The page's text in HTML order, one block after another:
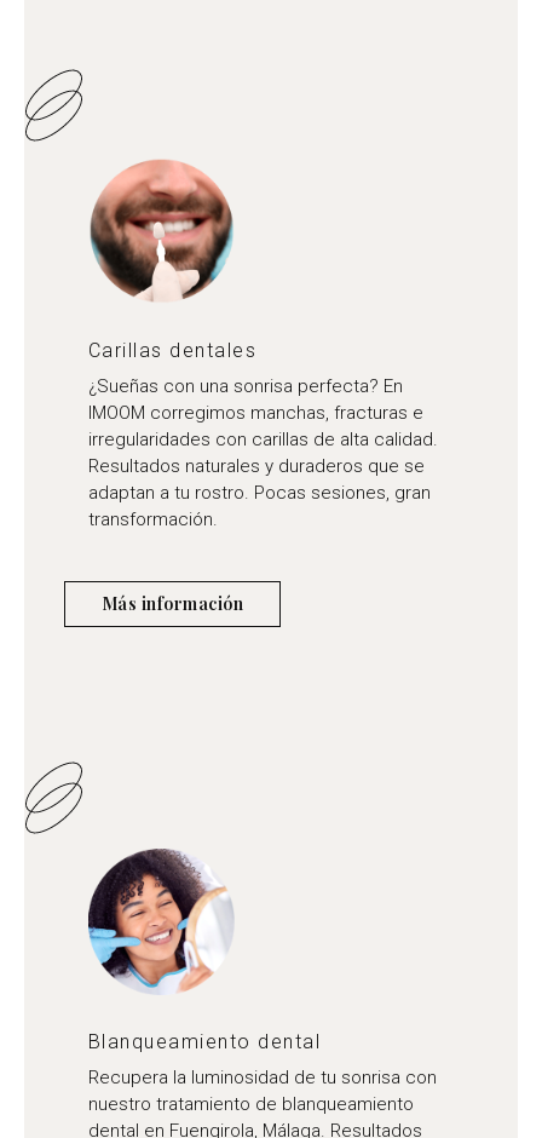
Blanqueamiento dental
Recupera la luminosidad de tu sonrisa con
nuestro tratamiento de blanqueamiento
dental en Fuengirola, Málaga. Resultados
Carillas dentales
¿Sueñas con una sonrisa perfecta? En
IMOOM corregimos manchas, fracturas e
irregularidades con carillas de alta calidad.
Resultados naturales y duraderos que se
adaptan a tu rostro. Pocas sesiones, gran
transformación.
Más información